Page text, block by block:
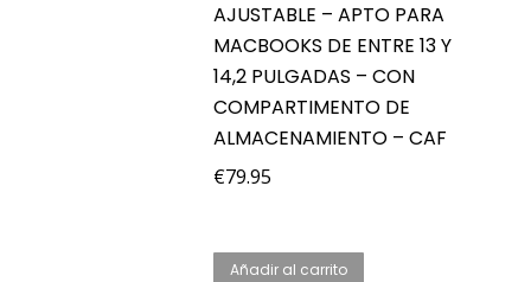
AJUSTABLE – APTO PARA
MACBOOKS DE ENTRE 13 Y
14,2 PULGADAS – CON
COMPARTIMENTO DE
ALMACENAMIENTO – CAF
€79.95
Añadir al carrito